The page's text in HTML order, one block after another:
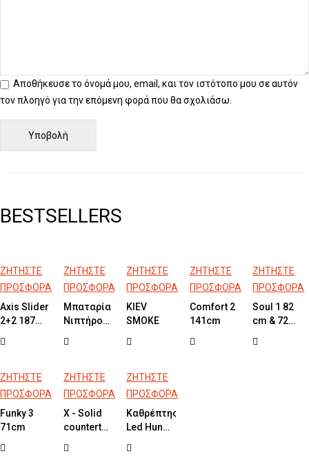
Αποθήκευσε το όνομά μου, email, και τον ιστότοπο μου σε αυτόν
τον πλοηγό για την επόμενη φορά που θα σχολιάσω.
BESTSELLERS
ΖΗΤΗΣΤΕ
ΠΡΟΣΦΟΡΑ
Axis Slider
2+2 187
157cm
185cm
Clear-
Glass
ΖΗΤΗΣΤΕ
ΠΡΟΣΦΟΡΑ
Μπαταρία
Νιπτήρος
TECNO
ΖΗΤΗΣΤΕ
ΠΡΟΣΦΟΡΑ
KIEV
SMOKE
ΖΗΤΗΣΤΕ
ΠΡΟΣΦΟΡΑ
Comfort 2
141cm
ΖΗΤΗΣΤΕ
ΠΡΟΣΦΟΡΑ
Soul 1 82
cm & 72
ΖΗΤΗΣΤΕ
ΠΡΟΣΦΟΡΑ
Funky 3
71cm
ΖΗΤΗΣΤΕ
ΠΡΟΣΦΟΡΑ
X - Solid
countertop
ΖΗΤΗΣΤΕ
ΠΡΟΣΦΟΡΑ
Καθρέπτης
Led Hung